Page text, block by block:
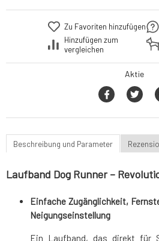
Zu Favoriten hinzufügen
Hinzufügen zum
vergleichen
Aktie
Beschreibung und Parameter
Laufband Dog Runner –
Einfache Zugänglichkeit,
Neigungseinstellung
Ein Laufband, das direkt für